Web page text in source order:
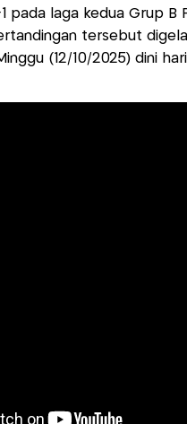
pada laga kedua Grup B
tersebut
(12/10/2025) dini hari